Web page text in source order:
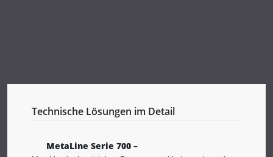
Technische Lösungen im Detail
MetaLine Serie 700 –